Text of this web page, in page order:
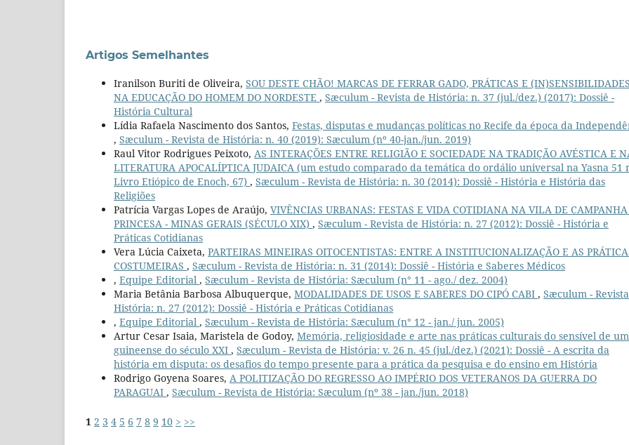
Artigos Semelhantes
Iranilson Buriti de Oliveira, SOU DESTE CHÃO! MARCAS DE FERRAR GADO, PRÁTICAS E (IN)SENSIBILIDADES
NA EDUCAÇÃO DO HOMEM DO NORDESTE , Sæculum - Revista de História: n. 37 (jul./dez.) (2017): Dossiê -
História Cultural
Lídia Rafaela Nascimento dos Santos, Festas, disputas e mudanças políticas no Recife da época da
, Sæculum - Revista de História: n. 40 (2019): Sæculum (nº 40-jan./jun. 2019)
Raul Vitor Rodrigues Peixoto, AS INTERAÇÕES ENTRE RELIGIÃO E SOCIEDADE NA TRADIÇÃO AVÉSTICA E
LITERATURA APOCALÍPTICA JUDAICA (um estudo comparado da temática do ordálio universal na Yasna 51
Livro Etiópico de Enoch, 67) , Sæculum - Revista de História: n. 30 (2014): Dossiê - História e História das
Religiões
Patrícia Vargas Lopes de Araújo, VIVÊNCIAS URBANAS: FESTAS E VIDA COTIDIANA NA VILA DE
PRINCESA - MINAS GERAIS (SÉCULO XIX) , Sæculum - Revista de História: n. 27 (2012): Dossiê - História e
Práticas Cotidianas
Vera Lúcia Caixeta, PARTEIRAS MINEIRAS OITOCENTISTAS: ENTRE A INSTITUCIONALIZAÇÃO E AS
COSTUMEIRAS , Sæculum - Revista de História: n. 31 (2014): Dossiê - História e Saberes Médicos
, Equipe Editorial , Sæculum - Revista de História: Sæculum (n° 11 - ago./ dez. 2004)
Maria Betânia Barbosa Albuquerque, MODALIDADES DE USOS E SABERES DO CIPÓ CABI , Sæculum -
História: n. 27 (2012): Dossiê - História e Práticas Cotidianas
, Equipe Editorial , Sæculum - Revista de História: Sæculum (n° 12 - jan./ jun. 2005)
Artur Cesar Isaia, Maristela de Godoy, Memória, religiosidade e arte nas práticas culturais do sensível de um
guineense do século XXI , Sæculum - Revista de História: v. 26 n. 45 (jul./dez.) (2021): Dossiê - A escrita da
história em disputa: os desafios do tempo presente para a prática da pesquisa e do ensino em História
Rodrigo Goyena Soares, A POLITIZAÇÃO DO REGRESSO AO IMPÉRIO DOS VETERANOS DA GUERRA DO
PARAGUAI , Sæculum - Revista de História: Sæculum (nº 38 - jan./jun. 2018)
1 2 3 4 5 6 7 8 9 10 > >>